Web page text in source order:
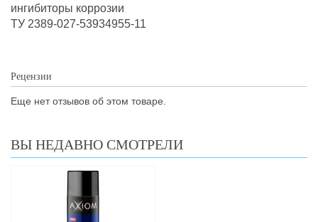
ингибиторы коррозии
ТУ 2389-027-53934955-11
Рецензии
Еще нет отзывов об этом товаре.
ВЫ НЕДАВНО СМОТРЕЛИ